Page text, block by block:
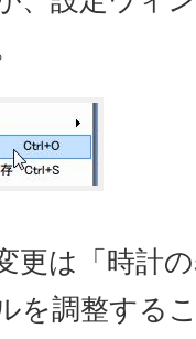
更は「時計
を調整する